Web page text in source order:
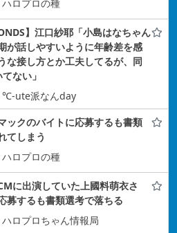
ハロプロの種
】江口紗耶「小島はなちゃん
が話しやすいように年齢差を感
な接し方とか工夫してるが、同
ない」
℃-ute派なんday
ックのバイトに応募するも書類
てしまう
ハロプロの種
に出演していた上國料萌衣さ
募するも書類選考で落ちる
ハロプロちゃん情報局